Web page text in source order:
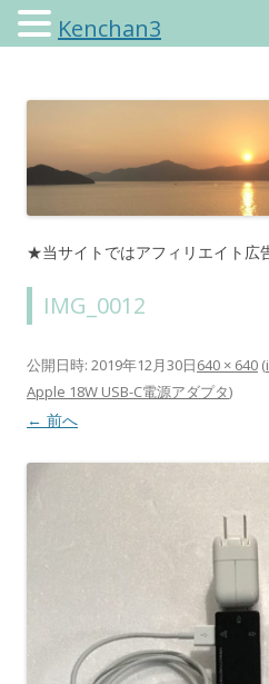
けんちゃんさん
★当サイトではアフィリエイト広
IMG_0012
公開日時: 2019年12月30日640 × 640 (
Apple 18W USB-C電源アダプタ)
← 前へ
Kenchan3